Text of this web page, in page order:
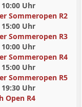
10:00Uhr
Sommeropen R2
15:00Uhr
Sommeropen R3
10:00Uhr
Sommeropen R4
15:00Uhr
Sommeropen R5
19:30Uhr
Open R4